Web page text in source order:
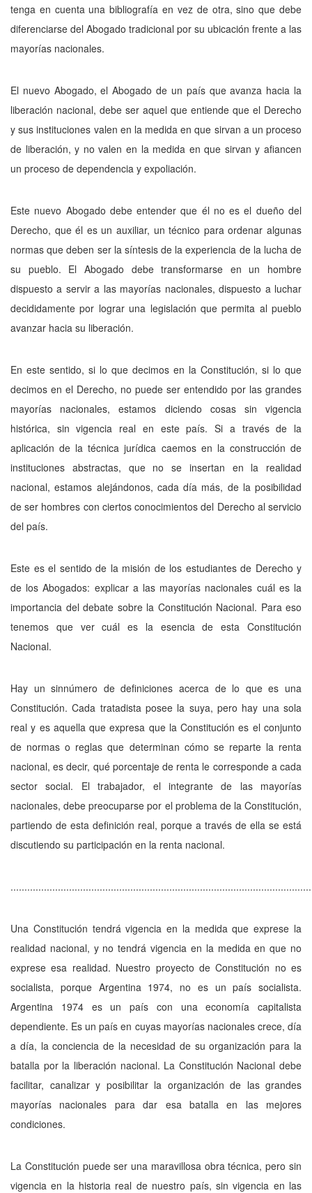
tenga en cuenta una bibliografía en vez de otra, sino que debe
diferenciarse del Abogado tradicional por su ubicación frente a las
mayorías nacionales.
El nuevo Abogado, el Abogado de un país que avanza hacia la
liberación nacional, debe ser aquel que entiende que el Derecho
y sus instituciones valen en la medida en que sirvan a un proceso
de liberación, y no valen en la medida en que sirvan y afiancen
un proceso de dependencia y expoliación.
Este nuevo Abogado debe entender que él no es el dueño del
Derecho, que él es un auxiliar, un técnico para ordenar algunas
normas que deben ser la síntesis de la experiencia de la lucha de
su pueblo. El Abogado debe transformarse en un hombre
dispuesto a servir a las mayorías nacionales, dispuesto a luchar
decididamente por lograr una legislación que permita al pueblo
avanzar hacia su liberación.
En este sentido, si lo que decimos en la Constitución, si lo que
decimos en el Derecho, no puede ser entendido por las grandes
mayorías nacionales, estamos diciendo cosas sin vigencia
histórica, sin vigencia real en este país. Si a través de la
aplicación de la técnica jurídica caemos en la construcción de
instituciones abstractas, que no se insertan en la realidad
nacional, estamos alejándonos, cada día más, de la posibilidad
de ser hombres con ciertos conocimientos del Derecho al servicio
del país.
Este es el sentido de la misión de los estudiantes de Derecho y
de los Abogados: explicar a las mayorías nacionales cuál es la
importancia del debate sobre la Constitución Nacional. Para eso
tenemos que ver cuál es la esencia de esta Constitución
Nacional.
Hay un sinnúmero de definiciones acerca de lo que es una
Constitución. Cada tratadista posee la suya, pero hay una sola
real y es aquella que expresa que la Constitución es el conjunto
de normas o reglas que determinan cómo se reparte la renta
nacional, es decir, qué porcentaje de renta le corresponde a cada
sector social. El trabajador, el integrante de las mayorías
nacionales, debe preocuparse por el problema de la Constitución,
partiendo de esta definición real, porque a través de ella se está
discutiendo su participación en la renta nacional.
Una Constitución tendrá vigencia en la medida que exprese la
realidad nacional, y no tendrá vigencia en la medida en que no
exprese esa realidad. Nuestro proyecto de Constitución no es
socialista, porque Argentina 1974, no es un país socialista.
Argentina 1974 es un país con una economía capitalista
dependiente. Es un país en cuyas mayorías nacionales crece, día
a día, la conciencia de la necesidad de su organización para la
batalla por la liberación nacional. La Constitución Nacional debe
facilitar, canalizar y posibilitar la organización de las grandes
mayorías nacionales para dar esa batalla en las mejores
condiciones.
La Constitución puede ser una maravillosa obra técnica, pero sin
vigencia en la historia real de nuestro país, sin vigencia en las